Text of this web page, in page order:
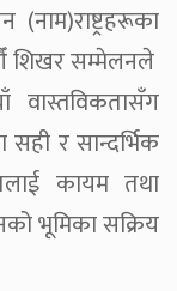
शिखर सम्मेलनले
वास्तविकतासँग
र सान्दर्भिक
कायम तथा
भूमिका सक्रिय